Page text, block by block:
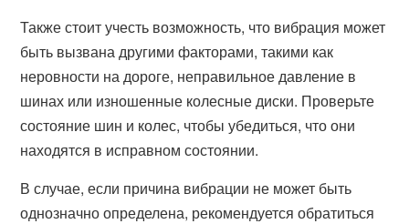
Также стоит учесть возможность, что вибрация может
быть вызвана другими факторами, такими как
неровности на дороге, неправильное давление в
шинах или изношенные колесные диски. Проверьте
состояние шин и колес, чтобы убедиться, что они
находятся в исправном состоянии.
В случае, если причина вибрации не может быть
однозначно определена, рекомендуется обратиться